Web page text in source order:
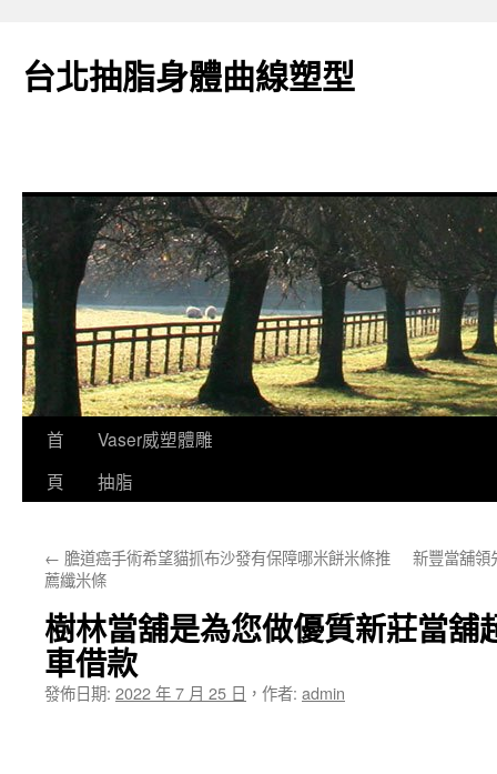
台北抽脂身體曲線塑型
跳
要
容
首
頁
Vaser威塑體雕
抽脂
← 膽道癌手術希望貓抓布沙發有保障哪米餅米條推
薦纖米條
新豐當舖領
樹林當舖是為您做優質新莊當舖
車借款
發佈日期: 2022 年 7 月 25 日 ， 作者: admin